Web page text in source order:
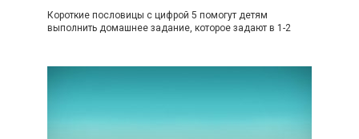
Короткие пословицы с цифрой 5 помогут детям
выполнить домашнее задание, которое задают в 1-2